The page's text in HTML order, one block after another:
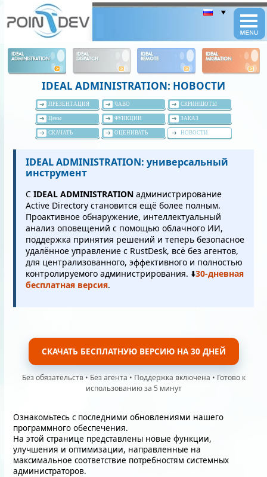
IDEAL
ADMINISTRATION
IDEAL
DISPATCH
IDEAL
REMOTE
IDEAL
MIGRATION
IDEAL ADMINISTRATION: НОВОСТИ
ПРЕЗЕНТАЦИЯ ЧАВО СКРИНШОТЫ
Цены ФУНКЦИИ ЗАКАЗ
СКАЧАТЬ ОЦЕНИВАТЬ НОВОСТИ
IDEAL ADMINISTRATION: универсальный
инструмент
С IDEAL ADMINISTRATION администрирование
Active Directory становится ещё более полным.
Проактивное обнаружение, интеллектуальный
анализ оповещений с помощью облачного ИИ,
поддержка принятия решений и теперь безопасное
удалённое управление с RustDesk, всё без агентов,
для централизованного, эффективного и полностью
контролируемого администрирования. ⬇️30-дневная
бесплатная версия.
СКАЧАТЬ БЕСПЛАТНУЮ ВЕРСИЮ НА 30 ДНЕЙ
Без обязательств • Без агента • Поддержка включена • Готово к
использованию за 5 минут
Ознакомьтесь с последними обновлениями нашего
программного обеспечения.
На этой странице представлены новые функции,
улучшения и оптимизации, направленные на
максимальное соответствие потребностям системных
администраторов.
Panneau de gestion des cookies